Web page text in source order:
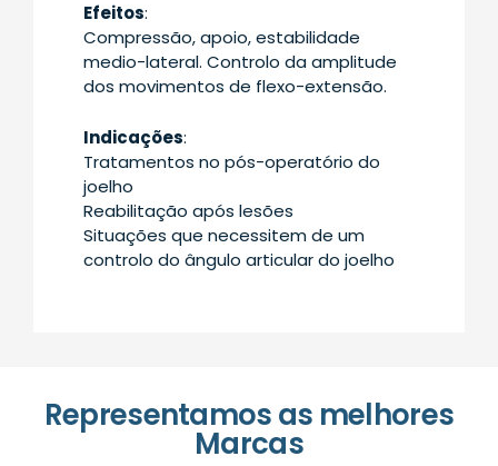
Efeitos:
Compressão, apoio, estabilidade
medio-lateral. Controlo da amplitude
dos movimentos de flexo-extensão.
Indicações:
Tratamentos no pós-operatório do
joelho
Reabilitação após lesões
Situações que necessitem de um
controlo do ângulo articular do joelho
Representamos as melhores
Marcas